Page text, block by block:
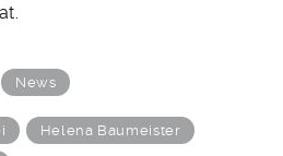
News
Helena Baumeister